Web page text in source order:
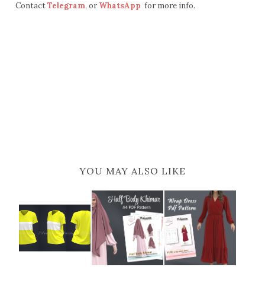
ContactTelegram, or WhatsApp for more info.
YOU MAY ALSO LIKE
CUSTOM 3D
DESIGN
POLA
KHIMAR |
PDF
PATTERN
INSTANT
D...
YURI MAXI
WRAP DRESS
|| PDF
PATTERN...